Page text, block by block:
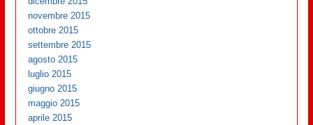
novembre 2015
ottobre 2015
settembre 2015
agosto 2015
luglio 2015
giugno 2015
maggio 2015
aprile 2015